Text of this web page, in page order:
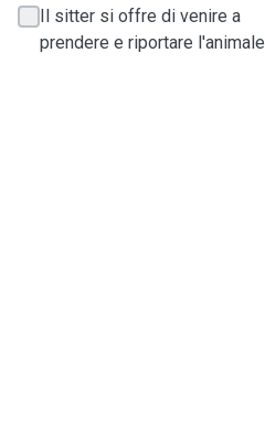
Il sitter si offre di venire a
prendere e riportare l'animale